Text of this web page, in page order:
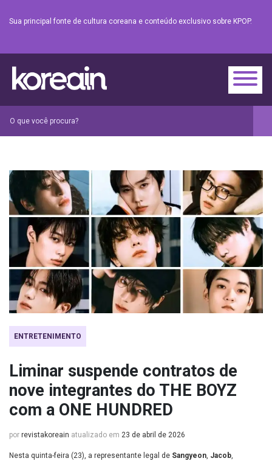
Sua principal fonte de cultura coreana e conteúdo exclusivo sobre KPOP.
ENTRETENIMENTO
Liminar suspende contratos de
nove integrantes do THE BOYZ
com a ONE HUNDRED
por revistakoreain atualizado em 23 de abril de 2026
Nesta quinta-feira (23), a representante legal de Sangyeon, Jacob,